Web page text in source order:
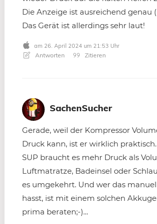
Die Anzeige ist ausreichend genau
Das Gerät ist allerdings sehr laut!
am 26. April 2024 um 21:53 Uhr
Antworten Zitieren
SachenSucher
Gerade, weil der Kompressor
Druck kann, ist er wirklich
SUP braucht es mehr Druck als
Luftmatratze, Badeinsel oder
es umgekehrt. Und wer das
hasst, ist mit einem solchen
prima beraten;-)…